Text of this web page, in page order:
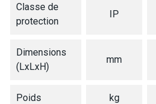
Classe de
protection
IP
Dimensions
(LxLxH)
mm
Poids kg